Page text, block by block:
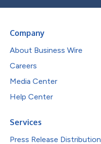
Company
About Business Wire
Careers
Media Center
Help Center
Services
Press Release Distribution